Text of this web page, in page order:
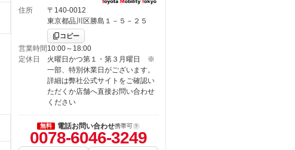
住所
〒140-0012
東京都品川区勝島１－５－２５
コピー
営業時間 10:00～18:00
定休日
火曜日かつ第１・第３月曜日 ※
一部、特別休業日がございます。
詳細は弊社公式サイトをご確認い
ただくか店舗へ直接お問い合わせ
ください
無料 電話お問い合わせ携帯可
0078-6046-3249